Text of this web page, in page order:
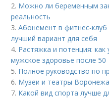
2. Можно ли беременным
реальность
3.Абонемент в фитнес-
лучший вариант для себя
4. Растяжка и потенция:
мужское здоровье после 50
5. Полное руководство по
6. Музеи и театры
7. Какой вид спорта лучше